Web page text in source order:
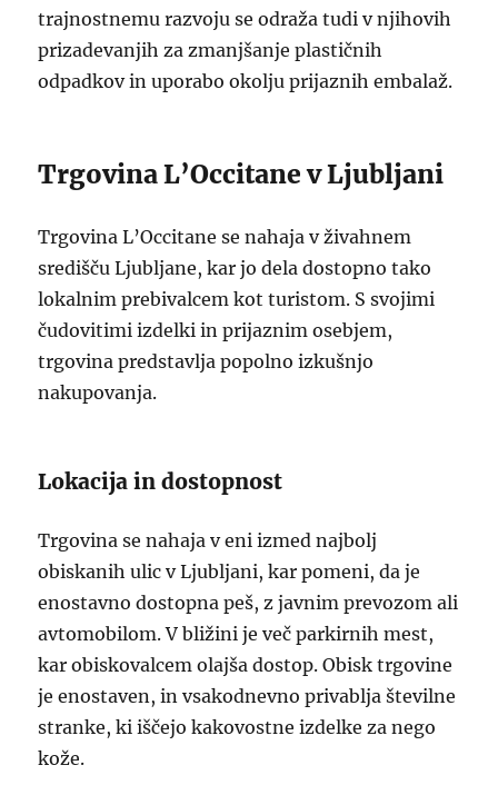
trajnostnemu razvoju se odraža tudi v njihovih
prizadevanjih za zmanjšanje plastičnih
odpadkov in uporabo okolju prijaznih embalaž.
Trgovina L’Occitane v Ljubljani
Trgovina L’Occitane se nahaja v živahnem
središču Ljubljane, kar jo dela dostopno tako
lokalnim prebivalcem kot turistom. S svojimi
čudovitimi izdelki in prijaznim osebjem,
trgovina predstavlja popolno izkušnjo
nakupovanja.
Lokacija in dostopnost
Trgovina se nahaja v eni izmed najbolj
obiskanih ulic v Ljubljani, kar pomeni, da je
enostavno dostopna peš, z javnim prevozom ali
avtomobilom. V bližini je več parkirnih mest,
kar obiskovalcem olajša dostop. Obisk trgovine
je enostaven, in vsakodnevno privablja številne
stranke, ki iščejo kakovostne izdelke za nego
kože.